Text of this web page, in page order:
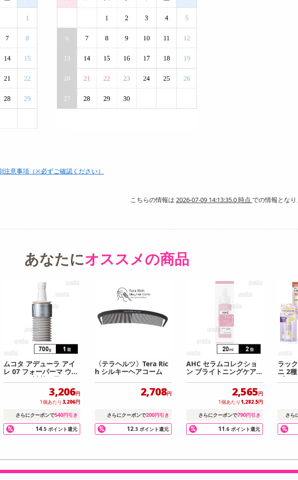
意事項（※必ずご確認ください）
こちらの情報は 2026-07-09 14:13:35.0 時点 での情報とな
あなたにオススメの商品
ムコタ アデューラ アイ
レ 07 フォーパーマ ウィ
ークリー 詰替え用(レフ
3,206円
1個あたり 3,206円
さらにクーポンで540円引き
14.5 ポイント還元
〈テラヘルツ〉Tera Ric
h シルキーヘアコーム
2,708円
さらにクーポンで200円引き
12.3 ポイント還元
AHC セラムコレクショ
ン ブライトニングケア 2
2,565円
1個あたり 1,282.5円
さらにクーポンで790円引き
11 .6 ポイント還元
ラッ
ニ 2
プー
さら